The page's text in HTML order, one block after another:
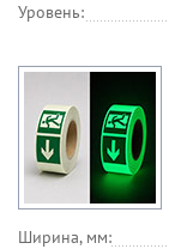
Уровень:
Ширина, мм: